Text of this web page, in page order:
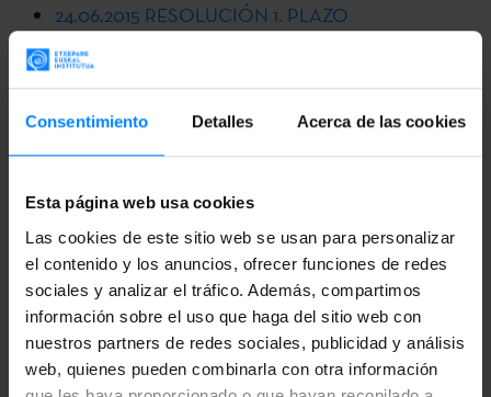
Consentimiento Detalles Acerca de las cookies
Esta página web usa cookies
Las cookies de este sitio web se usan para personalizar
el contenido y los anuncios, ofrecer funciones de redes
sociales y analizar el tráfico. Además, compartimos
información sobre el uso que haga del sitio web con
nuestros partners de redes sociales, publicidad y análisis
web, quienes pueden combinarla con otra información
24.06.2015 RESOLUCIÓN 1. PLAZO
24.06.2015- ANEXO 1: SOLICITUDES 1. PLAZO
ANEXOS - SOLICITUD
24.06.2015 RESOLUCIÓN 1. PLAZO
ANEXO 1: SOLICITUDES 1. PLAZO